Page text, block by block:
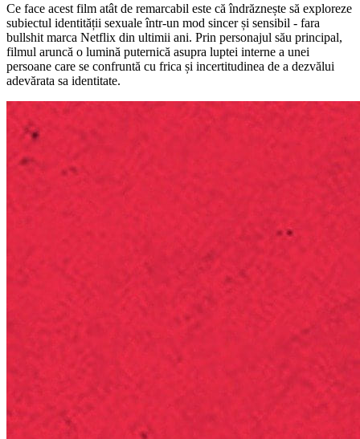
Ce face acest film atât de remarcabil este că îndrăznește să exploreze
subiectul identității sexuale într-un mod sincer și sensibil - fara
bullshit marca Netflix din ultimii ani. Prin personajul său principal,
filmul aruncă o lumină puternică asupra luptei interne a unei
persoane care se confruntă cu frica și incertitudinea de a dezvălui
adevărata sa identitate.